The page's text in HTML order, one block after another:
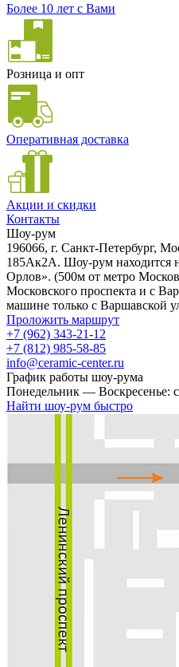
Более 10 лет с Вами
Розница и опт
Оперативная доставка
Акции и скидки
Контакты
Шоу-рум
196066, г. Санкт-Петербург,
185Ак2А. Шоу-рум находится
Орлов». (500м от метро
Московского проспекта и с
машине только с Варшавской
Проложить маршрут
+7 (962) 343-21-12
+7 (812) 985-58-85
info@ceramic-center.ru
График работы шоу-рума
Понедельник — Воскресенье:
Найти шоу-рум быстро